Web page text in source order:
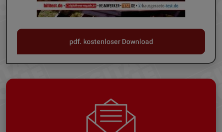
pdf. kostenloser Download